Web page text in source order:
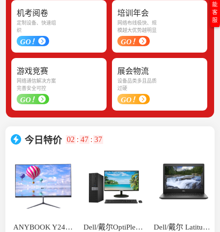
机考阅卷
定制设备、快速组
织
GO！
培训年会
网络布线极快、规
模越大优势越明显
GO！
游戏竞赛
网络通信解决方案
完善安全可控
GO！
展会物流
设备品类多且品质
过硬
GO！
今日特价 02 : 47 : 37
ANYBOOK Y24 一体机 Dell/戴尔OptiPlex 3040 Dell/戴尔 Latitude 3490
能
客
服